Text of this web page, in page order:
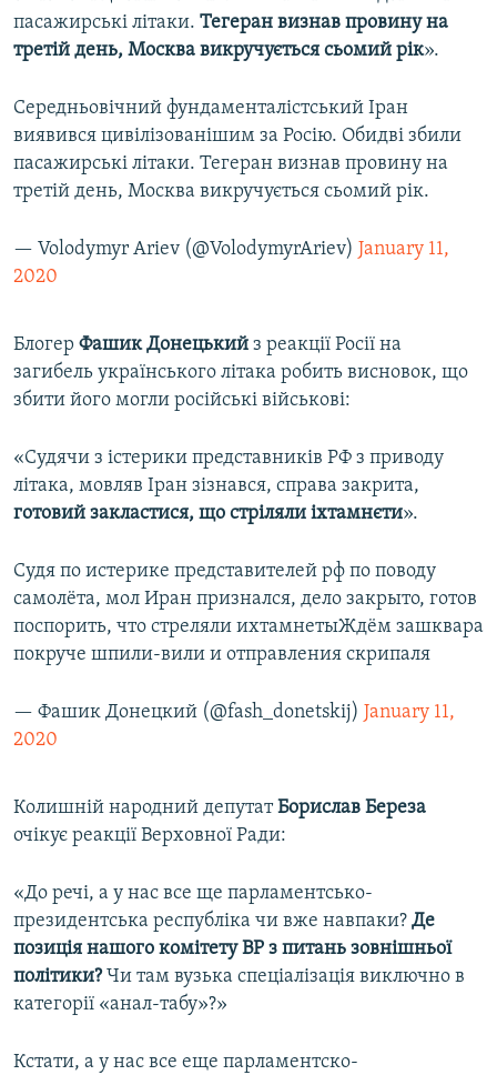
пасажирські літаки. Тегеран визнав провину на
третій день, Москва викручується сьомий рік».
Середньовічний фундаменталістський Іран
виявився цивілізованішим за Росію. Обидві збили
пасажирські літаки. Тегеран визнав провину на
третій день, Москва викручується сьомий рік.
— Volodymyr Ariev (@VolodymyrAriev) January 11,
2020
Блогер Фашик Донецький з реакції Росії на
загибель українського літака робить висновок, що
збити його могли російські військові:
«Судячи з істерики представників РФ з приводу
літака, мовляв Іран зізнався, справа закрита,
готовий закластися, що стріляли іхтамнєти».
Судя по истерике представителей рф по поводу
самолёта, мол Иран признался, дело закрыто, готов
поспорить, что стреляли ихтамнетыЖдём зашквара
покруче шпили-вили и отправления скрипаля
— Фашик Донецкий (@fash_donetskij) January 11,
2020
Колишній народний депутатБорислав Береза
очікує реакції Верховної Ради:
«До речі, а у нас все ще парламентсько-
президентська республіка чи вже навпаки? Де
позиція нашого комітету ВР з питань зовнішньої
політики?Чи там вузька спеціалізація виключно в
категорії «анал-табу»?»
Кстати, а у нас все еще парламентско-